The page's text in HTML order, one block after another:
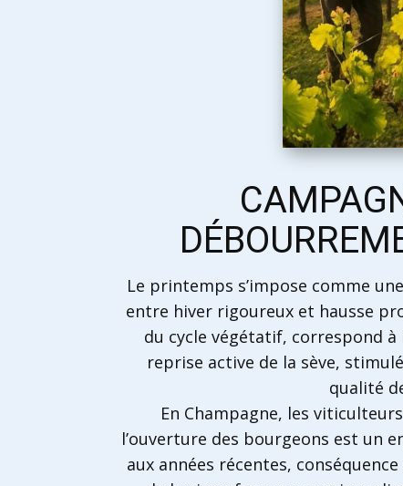
Le printemps s’impose comme
entre hiver rigoureux et hausse
du cycle végétatif, correspond à
reprise active de la sève,
qualité
En Champagne, les
l’ouverture des bourgeons est un
aux années récentes,